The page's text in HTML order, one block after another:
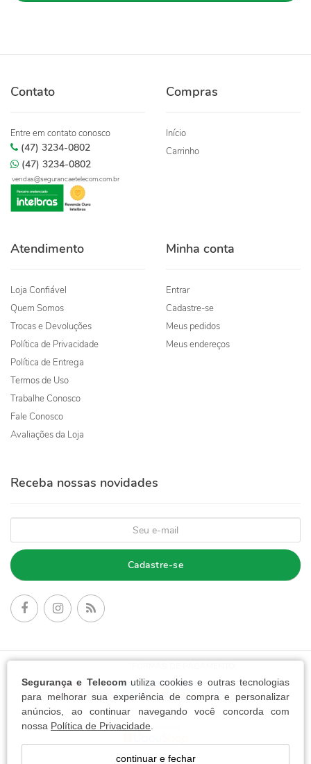
Segurança e Telecomutiliza cookies e outras tecnologias
para melhorar sua experiência de compra e personalizar
anúncios, ao continuar navegando você concorda com
nossa Política de Privacidade
continuar e fechar
Contato
Entre em contato conosco
(47) 3234-0802
(47) 3234-0802
vendas@segurancaetelecom.com.br
Compras
Início
Carrinho
Atendimento
Loja Confiável
Quem Somos
Trocas e Devoluções
Política de Privacidade
Política de Entrega
Termos de Uso
Trabalhe Conosco
Fale Conosco
Avaliações da Loja
Minha conta
Entrar
Cadastre-se
Meus pedidos
Meus endereços
Receba nossas novidades
Cadastre-se